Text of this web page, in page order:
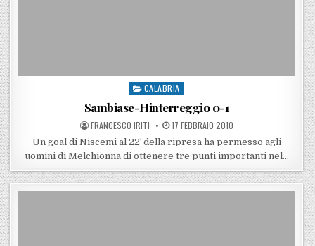
Posted in
CALABRIA
Sambiase-Hinterreggio 0-1
POSTED BY
FRANCESCO IRITI POSTED ON
17 FEBBRAIO 2010
Un goal di Niscemi al 22′ della ripresa ha permesso agli
uomini di Melchionna di ottenere tre punti importanti nel…